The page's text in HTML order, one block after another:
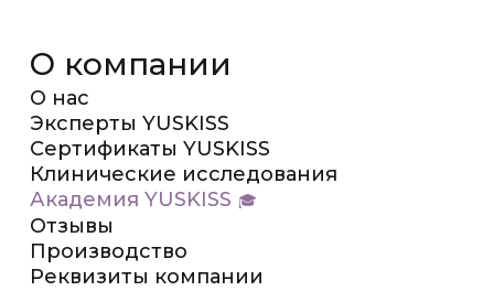
О компании
О нас
Эксперты YUSKISS
Сертификаты YUSKISS
Клинические исследования
Академия YUSKISS
Отзывы
Производство
Реквизиты компании